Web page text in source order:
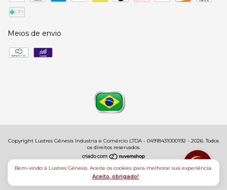
Bem-vindo à Lustres Gênesis. Aceite os cookies para melhorar sua experiência.
Aceito, obrigado!
Meios de envio
Copyright Lustres Gênesis Industria e Comércio LTDA - 04918431000192 - 2026. Todos
os direitos reservados.